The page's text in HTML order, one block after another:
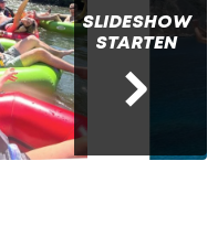
SLIDESHOW
STARTEN